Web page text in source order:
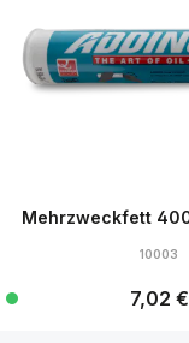
Mehrzweckfett
10003
7,02 €